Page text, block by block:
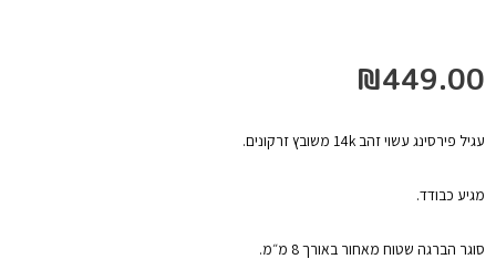
₪449.00
עגיל פירסינג עשוי זהב 14k משובץ זרקונים.
מגיע כבודד.
סוגר הברגה שטוח מאחור באורך 8 מ״מ.